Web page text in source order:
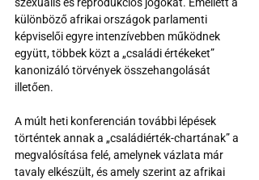
különböző afrikai országok parlamenti
képviselői egyre intenzívebben működnek
együtt, többek közt a „családi értékeket”
kanonizáló törvények összehangolását
illetően.
A múlt heti konferencián további lépések
történtek annak a „családiérték-chartának” a
megvalósítása felé, amelynek vázlata már
tavaly elkészült, és amely szerint az afrikai